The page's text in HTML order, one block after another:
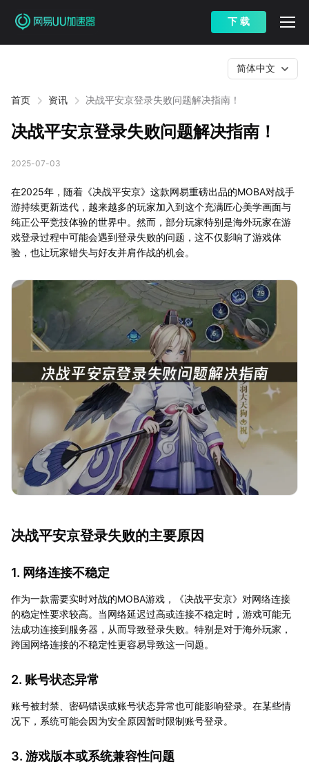
下 载
首页 资讯 决战平安京登录失败问题解决指南！
简体中文
决战平安京登录失败问题解决指南！
2025-07-03
在2025年，随着《决战平安京》这款网易重磅出品的MOBA对战手
游持续更新迭代，越来越多的玩家加入到这个充满匠心美学画面与
纯正公平竞技体验的世界中。然而，部分玩家特别是海外玩家在游
戏登录过程中可能会遇到登录失败的问题，这不仅影响了游戏体
验，也让玩家错失与好友并肩作战的机会。
决战平安京登录失败的主要原因
1. 网络连接不稳定
作为一款需要实时对战的MOBA游戏，《决战平安京》对网络连接
的稳定性要求较高。当网络延迟过高或连接不稳定时，游戏可能无
法成功连接到服务器，从而导致登录失败。特别是对于海外玩家，
跨国网络连接的不稳定性更容易导致这一问题。
2. 账号状态异常
账号被封禁、密码错误或账号状态异常也可能影响登录。在某些情
况下，系统可能会因为安全原因暂时限制账号登录。
3. 游戏版本或系统兼容性问题